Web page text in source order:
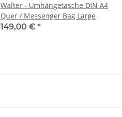
Walter - Umhängetasche DIN A4
Quer / Messenger Bag Large
149,00 € *